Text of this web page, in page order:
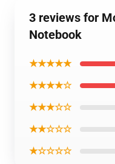
3 reviews for
Notebook
★★★★★
★★★★☆
★★★☆☆
★★☆☆☆
★☆☆☆☆